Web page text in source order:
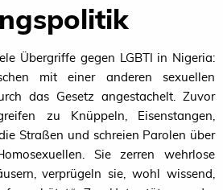
Übergriffe gegen LGBTI in Nigeria:
mit einer anderen sexuellen
das Gesetz angestachelt. Zuvor
zu Knüppeln, Eisenstangen,
Straßen und schreien Parolen über
Sie zerren wehrlose
verprügeln sie, wohl wissend,